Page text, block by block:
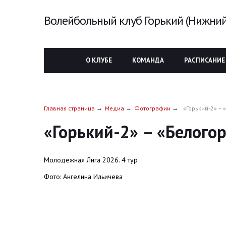
Волейбольный клуб Горький
О КЛУБЕ КОМАНДА
Главная страница Медиа Фотографии «Горький-2» –
«Горький-2» –
Молодежная Лига 2026. 4 тур
Фото: Ангелина Ильичева